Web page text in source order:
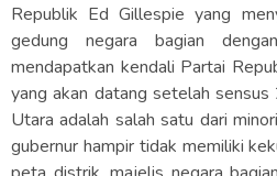
Republik Ed Gillespie yang
gedung negara bagian
mendapatkan kendali Partai
yang akan datang setelah
Utara adalah salah satu dari
gubernur hampir tidak memiliki